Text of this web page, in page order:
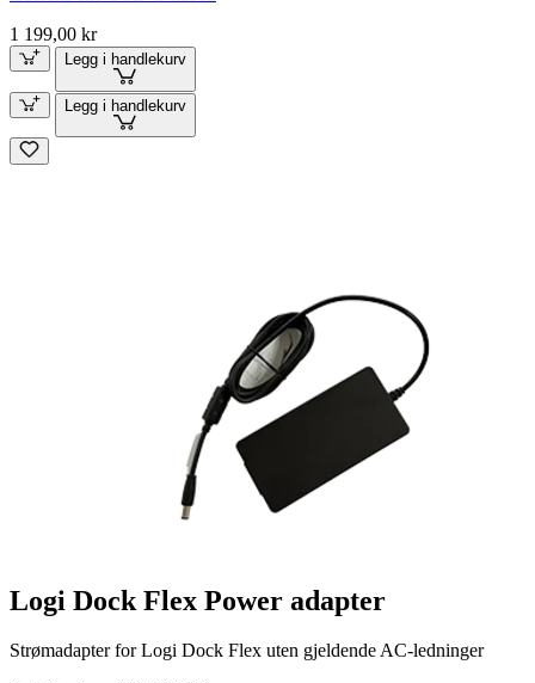
1 199,00 kr
Legg i handlekurv
Legg i handlekurv
Logi Dock Flex Power adapter
Strømadapter for Logi Dock Flex uten gjeldende AC-ledninger